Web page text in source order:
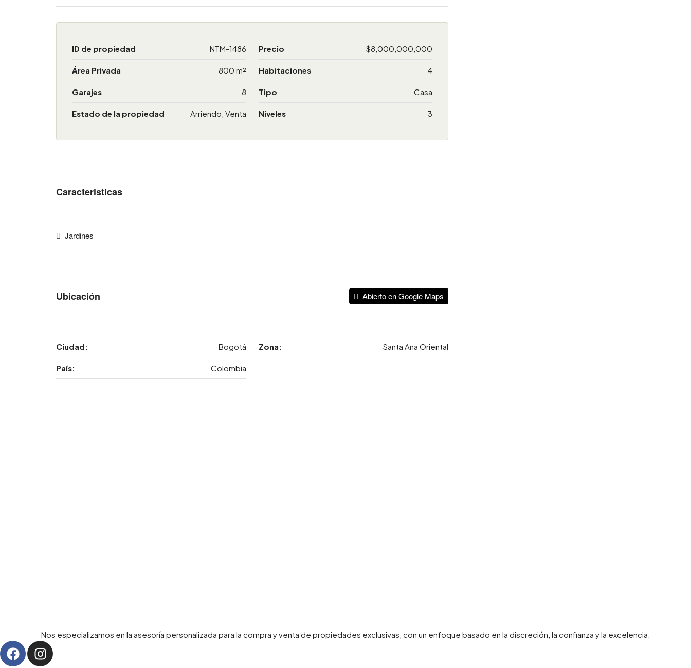
ID de propiedad NTM-1486 Precio $8,000,000,000
Área Privada 800 m² Habitaciones 4
Garajes 8 Tipo Casa
Estado de la propiedad Arriendo, Venta Niveles 3
Caracteristicas
Jardines
Ubicación Abierto en Google Maps
Ciudad: Bogotá Zona: Santa Ana Oriental
País: Colombia
Nos especializamos en la asesoría personalizada para la compra y venta de propiedades exclusivas, con un enfoque basado en la discreción, la confianza y la excelencia.